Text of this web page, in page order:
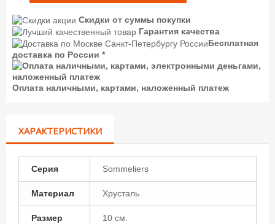
Скидки от суммы покупки
Гарантия качества
Бесплатная
доставка по России *
Оплата наличными, картами, наложенный платеж
ХАРАКТЕРИСТИКИ
Серия Sommeliers
Материал Хрусталь
Размер 10 см.